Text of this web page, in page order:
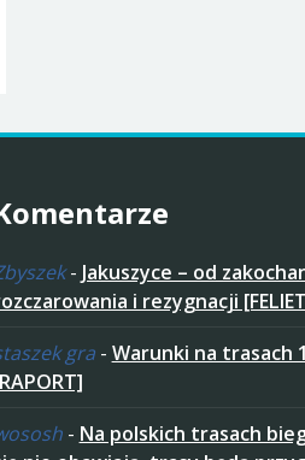
- Jakuszyce – od
i rezygnacji
gra- Warunki na trasach
- Na polskich trasach